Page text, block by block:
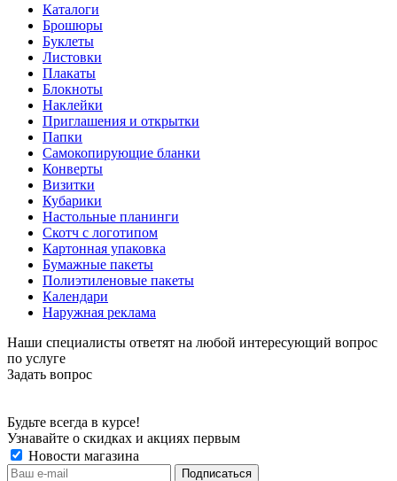
Каталоги
Брошюры
Буклеты
Листовки
Плакаты
Блокноты
Наклейки
Приглашения и открытки
Папки
Самокопирующие бланки
Конверты
Визитки
Кубарики
Настольные планинги
Скотч с логотипом
Картонная упаковка
Бумажные пакеты
Полиэтиленовые пакеты
Календари
Наружная реклама
Наши специалисты ответят на любой интересующий вопрос
по услуге
Задать вопрос
Будьте всегда в курсе!
Узнавайте о скидках и акциях первым
Новости магазина